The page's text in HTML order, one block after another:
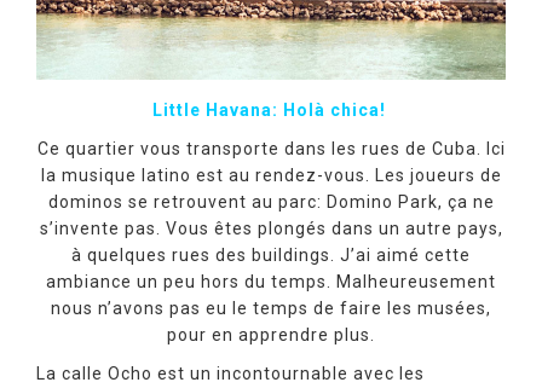
Little Havana: Holà chica!
Ce quartier vous transporte dans les rues de Cuba. Ici
la musique latino est au rendez-vous. Les joueurs de
dominos se retrouvent au parc: Domino Park, ça ne
s’invente pas. Vous êtes plongés dans un autre pays,
à quelques rues des buildings. J’ai aimé cette
ambiance un peu hors du temps. Malheureusement
nous n’avons pas eu le temps de faire les musées,
pour en apprendre plus.
La calle Ocho est un incontournable avec les